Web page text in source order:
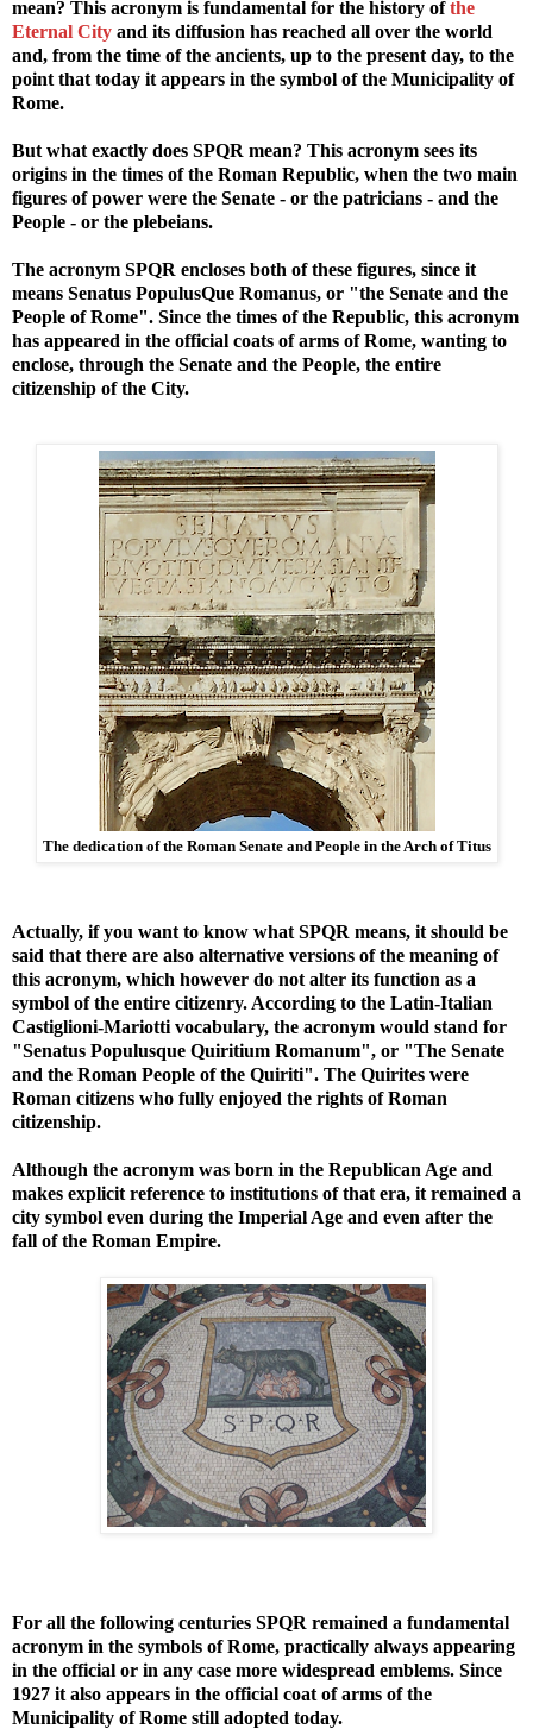
mean? This acronym is fundamental for the history ofthe
Eternal City and its diffusion has reached all over the world
and, from the time of the ancients, up to the present day, to the
point that today it appears in the symbol of the Municipality of
Rome.
But what exactly does SPQR mean? This acronym sees its
origins in the times of the Roman Republic, when the two main
figures of power were the Senate - or the patricians - and the
People - or the plebeians.
The acronym SPQR encloses both of these figures, since it
means Senatus PopulusQue Romanus, or "the Senate and the
People of Rome". Since the times of the Republic, this acronym
has appeared in the official coats of arms of Rome, wanting to
enclose, through the Senate and the People, the entire
citizenship of the City.
The dedication of the Roman Senate and People in the Arch of Titus
Actually, if you want to know what SPQR means, it should be
said that there are also alternative versions of the meaning of
this acronym, which however do not alter its function as a
symbol of the entire citizenry. According to the Latin-Italian
Castiglioni-Mariotti vocabulary, the acronym would stand for
"Senatus Populusque Quiritium Romanum", or "The Senate
and the Roman People of the Quiriti". The Quirites were
Roman citizens who fully enjoyed the rights of Roman
citizenship.
Although the acronym was born in the Republican Age and
makes explicit reference to institutions of that era, it remained a
city symbol even during the Imperial Age and even after the
fall of the Roman Empire.
For all the following centuries SPQR remained a fundamental
acronym in the symbols of Rome, practically always appearing
in the official or in any case more widespread emblems. Since
1927 it also appears in the official coat of arms of the
Municipality of Rome still adopted today.